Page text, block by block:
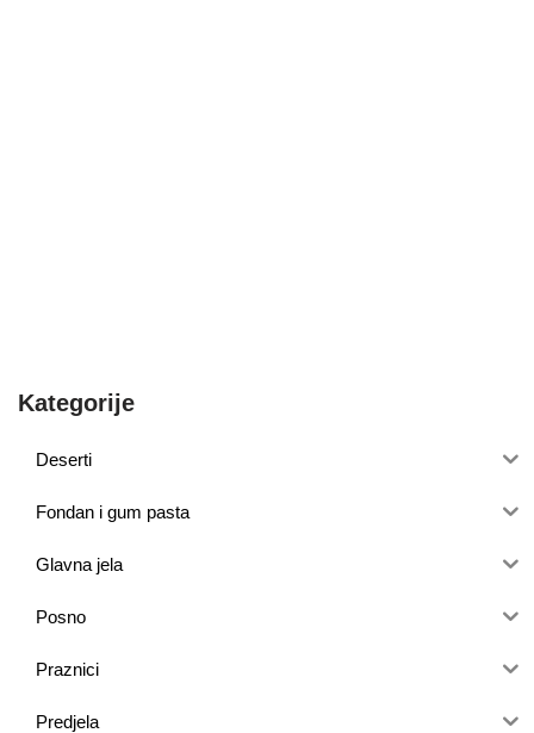
Kategorije
Deserti
Fondan i gum pasta
Glavna jela
Posno
Praznici
Predjela